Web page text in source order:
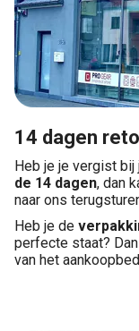
14 dagen
Heb je je vergist bij
de 14 dagen, dan
naar ons
Heb je de
perfecte staat?
van het